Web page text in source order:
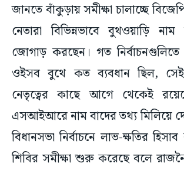
জানতে বাঁকুড়ায় সমীক্ষা চালাচ্ছে
নেতারা বিভিন্নভাবে বুথওয়াড়ি নাম
জোগাড় করছেন। গত
ওইসব বুথে কত ব্যবধান ছিল,
নেতৃত্বের কাছে আগে থেকেই
এসআইআরে নাম বাদের তথ্য মিলিয়ে
বিধানসভা নির্বাচনে লাভ-ক্ষতির
শিবির সমীক্ষা শুরু করেছে বলে